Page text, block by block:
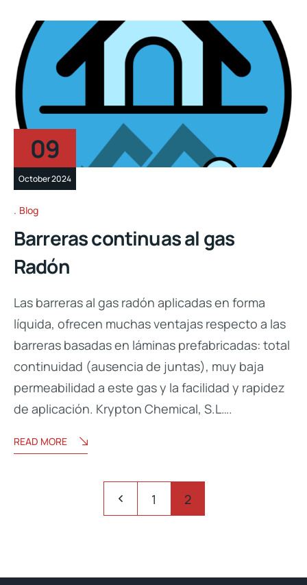
09
October 2024
Blog
Barreras continuas al gas
Radón
Las barreras al gas radón aplicadas en forma
líquida, ofrecen muchas ventajas respecto a las
barreras basadas en láminas prefabricadas: total
continuidad (ausencia de juntas), muy baja
permeabilidad a este gas y la facilidad y rapidez
de aplicación. Krypton Chemical, S.L….
READ MORE
1 2